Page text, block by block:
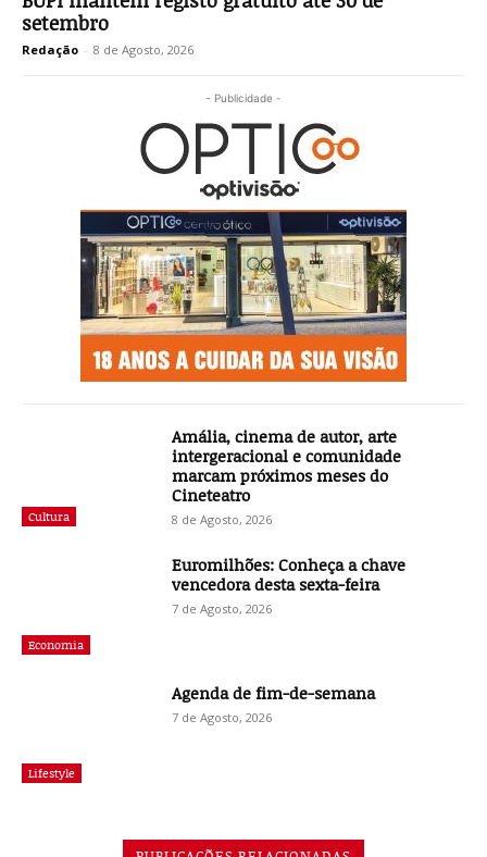
setembro
Redação - 8 de Agosto, 2026
- Publicidade -
Cultura
Amália, cinema de autor, arte
intergeracional e comunidade
marcam próximos meses do
Cineteatro
8 de Agosto, 2026
Economia
Euromilhões: Conheça a chave
vencedora desta sexta-feira
7 de Agosto, 2026
Lifestyle
Agenda de fim-de-semana
7 de Agosto, 2026